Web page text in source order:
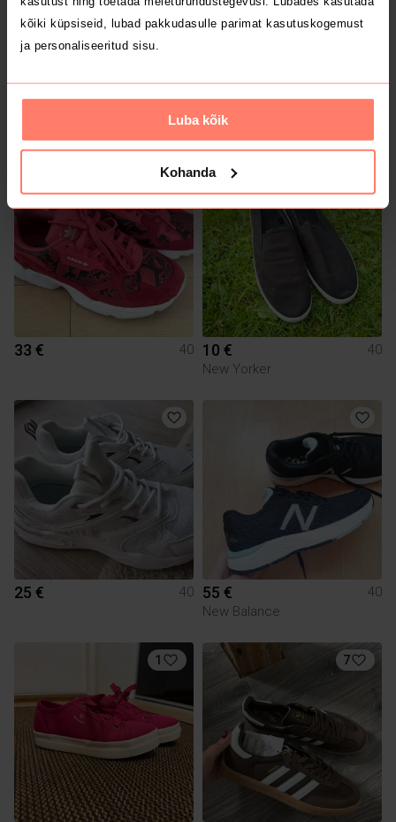
kõiki küpsiseid, lubad pakkudasulle parimat kasutuskogemust
ja personaliseeritud sisu.
Luba kõik
Kohanda
Nike
33 € 40 10 €
40
New Yorker
25 € 40 55 €
40
New Balance
1 7